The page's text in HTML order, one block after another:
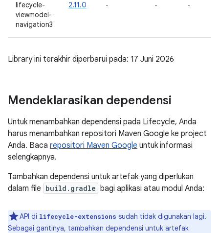
lifecycle-
viewmodel-
navigation3
2.11.0 - - -
Library ini terakhir diperbarui pada: 17 Juni 2026
Mendeklarasikan dependensi
Untuk menambahkan dependensi pada Lifecycle, Anda
harus menambahkan repositori Maven Google ke project
Anda. Baca repositori Maven Google untuk informasi
selengkapnya.
Tambahkan dependensi untuk artefak yang diperlukan
dalam file build.gradle bagi aplikasi atau modul Anda:
API di lifecycle-extensions sudah tidak digunakan lagi.
Sebagai gantinya, tambahkan dependensi untuk artefak